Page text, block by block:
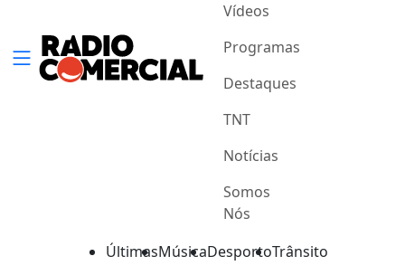
Vídeos
Programas
Destaques
TNT
Notícias
Somos
Nós
ÚltimasMúsicaDesportoTrânsito